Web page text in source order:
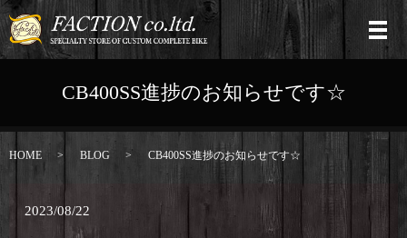
CB400SS進捗のお知らせです☆
HOME BLOG CB400SS進捗のお知らせです☆
2023/08/22